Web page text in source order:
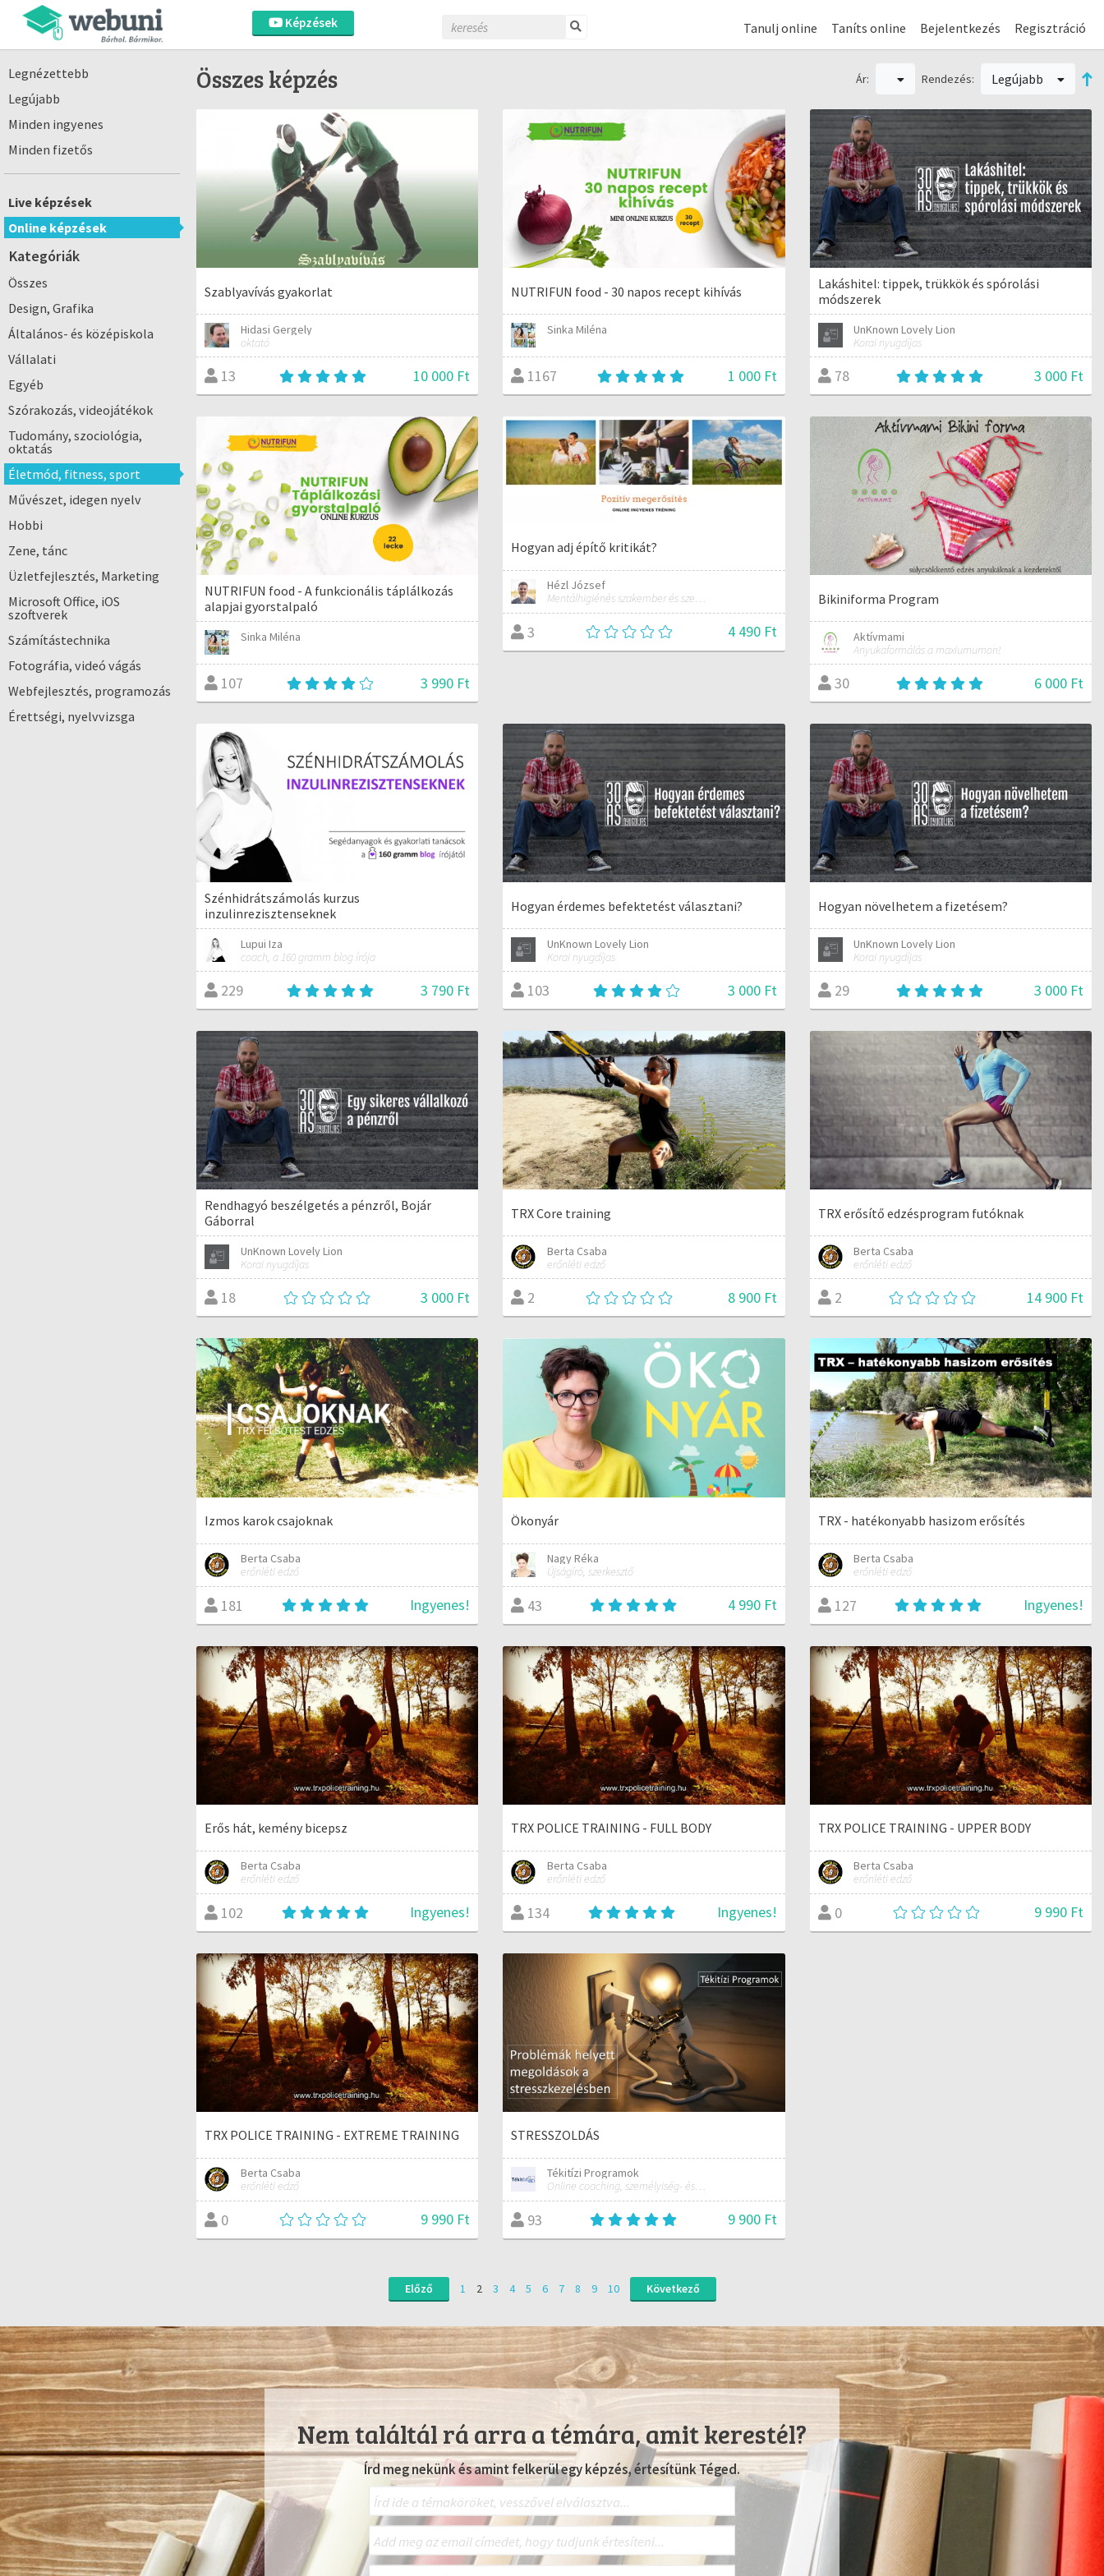
Képzések Tanulj online Taníts online Bejelentkezés Regisztráció
Legnézettebb
Legújabb
Minden ingyenes
Minden fizetős
Live képzések
Online képzések
Kategóriák
Összes
Design, Grafika
Általános- és középiskola
Vállalati
Egyéb
Szórakozás, videojátékok
Tudomány, szociológia,
oktatás
Életmód, fitness, sport
Művészet, idegen nyelv
Hobbi
Zene, tánc
Üzletfejlesztés, Marketing
Microsoft Office, iOS
szoftverek
Számítástechnika
Fotográfia, videó vágás
Webfejlesztés, programozás
Érettségi, nyelvvizsga
Összes képzés Ár: Rendezés: Legújabb
Szablyavívás gyakorlat
Hidasi Gergely
oktató
13 10 000 Ft
NUTRIFUN food - 30 napos recept kihívás
Sinka Miléna
1167 1 000 Ft
Lakáshitel: tippek, trükkök és spórolási
módszerek
UnKnown Lovely Lion
Korai nyugdíjas
78 3 000 Ft
NUTRIFUN food - A funkcionális táplálkozás
alapjai gyorstalpaló
Sinka Miléna
107 3 990 Ft
Hogyan adj építő kritikát?
Hézl József
Mentálhigiénés szakember és szervezetfejlesztési tanácsadó
3 4 490 Ft
Bikiniforma Program
Aktívmami
Anyukaformálás a maxiumumon!
30 6 000 Ft
Szénhidrátszámolás kurzus
inzulinrezisztenseknek
Lupui Iza
coach, a 160 gramm blog írója
229 3 790 Ft
Hogyan érdemes befektetést választani?
UnKnown Lovely Lion
Korai nyugdíjas
103 3 000 Ft
Hogyan növelhetem a fizetésem?
UnKnown Lovely Lion
Korai nyugdíjas
29 3 000 Ft
Rendhagyó beszélgetés a pénzről, Bojár
Gáborral
UnKnown Lovely Lion
Korai nyugdíjas
18 3 000 Ft
TRX Core training
Berta Csaba
erőnléti edző
2 8 900 Ft
TRX erősítő edzésprogram futóknak
Berta Csaba
erőnléti edző
2 14 900 Ft
Izmos karok csajoknak
Berta Csaba
erőnléti edző
181 Ingyenes!
Ökonyár
Nagy Réka
Újságíró, szerkesztő
43 4 990 Ft
TRX - hatékonyabb hasizom erősítés
Berta Csaba
erőnléti edző
127 Ingyenes!
Erős hát, kemény bicepsz
Berta Csaba
erőnléti edző
102 Ingyenes!
TRX POLICE TRAINING - FULL BODY
Berta Csaba
erőnléti edző
134 Ingyenes!
TRX POLICE TRAINING - UPPER BODY
Berta Csaba
erőnléti edző
0 9 990 Ft
TRX POLICE TRAINING - EXTREME TRAINING
Berta Csaba
erőnléti edző
0 9 990 Ft
STRESSZOLDÁS
Tékitízi Programok
Online coaching, személyiség- és képességfejlesztés
93 9 900 Ft
Előző 1 2 3 4 5 6 7 8 9 10 Következő
Nem találtál rá arra a témára, amit kerestél?
Írd meg nekünk és amint felkerül egy képzés, értesítünk Téged.